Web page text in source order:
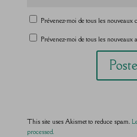
Prévenez-moi de tous les
Prévenez-moi de tous les nouveaux
This site uses Akismet to reduce spam.
processed.